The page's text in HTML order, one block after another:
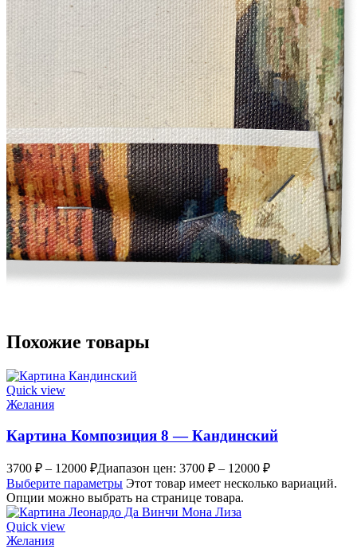
Похожие товары
Quick view
Желания
Картина Композиция 8 — Кандинский
3700 ₽ – 12000 ₽Диапазон цен: 3700 ₽ – 12000 ₽
Выберите параметры Этот товар имеет несколько вариаций.
Опции можно выбрать на странице товара.
Quick view
Желания